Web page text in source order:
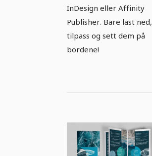
InDesign eller Affinity
Publisher. Bare last ned,
tilpass og sett dem på
bordene!